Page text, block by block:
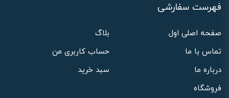
فهرست سفارشی
صفحه اصلی اول
بلاگ
تماس با ما
حساب کاربری من
درباره ما
سبد خرید
فروشگاه